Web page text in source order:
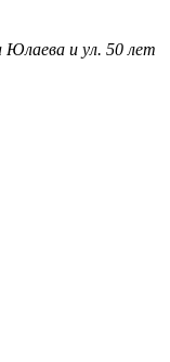
Юлаева и ул. 50 лет